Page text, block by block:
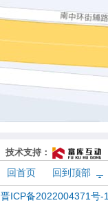
技术支持：
回首页 回到顶部
晋ICP备2022004371号-1